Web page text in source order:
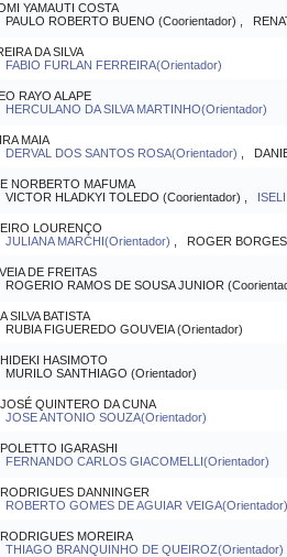
YAMAUTI COSTA
PAULO ROBERTO BUENO (Coorientador) ,
DA SILVA
FABIO FURLAN FERREIRA(Orientador)
RAYO ALAPE
HERCULANO DA SILVA MARTINHO(Orientador)
MAIA
DERVAL DOS SANTOS ROSA(Orientador) ,
NORBERTO MAFUMA
VICTOR HLADKYI TOLEDO (Coorientador) ,
LOURENÇO
JULIANA MARCHI(Orientador) , ROGER
DE FREITAS
ROGERIO RAMOS DE SOUSA JUNIOR
SILVA BATISTA
RUBIA FIGUEREDO GOUVEIA (Orientador)
HASIMOTO
MURILO SANTHIAGO (Orientador)
QUINTERO DA CUNA
JOSE ANTONIO SOUZA(Orientador)
IGARASHI
FERNANDO CARLOS GIACOMELLI(Orientador)
DANNINGER
ROBERTO GOMES DE AGUIAR VEIGA(Orientador)
MOREIRA
THIAGO BRANQUINHO DE QUEIROZ(Orientador)